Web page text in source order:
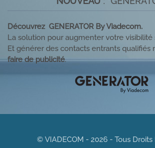
Découvrez GENERATOR By Viadecom.
La solution pour augmenter votre visibilité
Et générer des contacts entrants qualifiés
faire de publicité.
© VIADECOM - 2026 - Tous Droits